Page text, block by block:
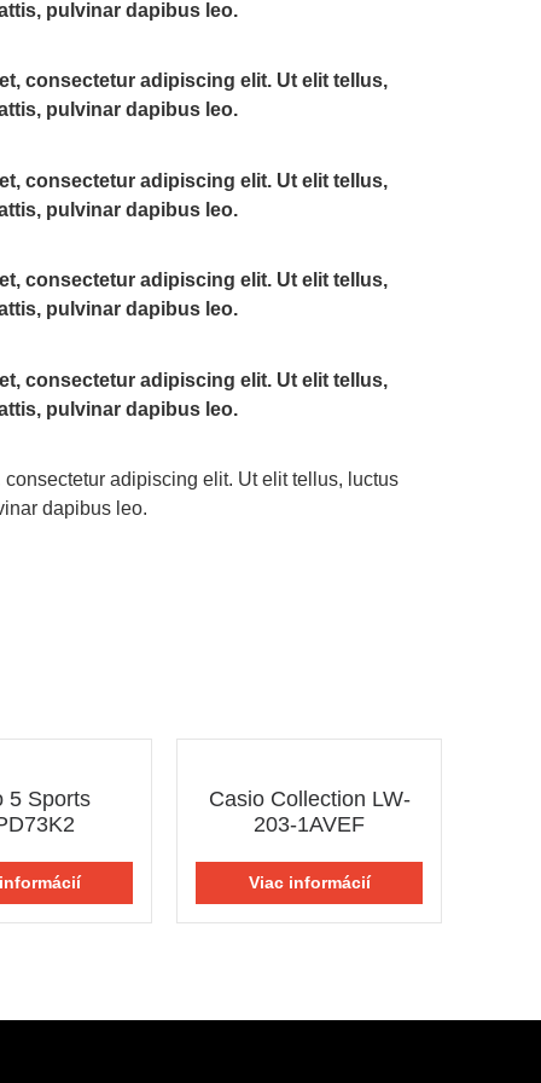
pulvinar dapibus leo.
consectetur adipiscing elit. Ut elit tellus,
pulvinar dapibus leo.
consectetur adipiscing elit. Ut elit tellus,
pulvinar dapibus leo.
consectetur adipiscing elit. Ut elit tellus,
pulvinar dapibus leo.
consectetur adipiscing elit. Ut elit tellus,
pulvinar dapibus leo.
adipiscing elit. Ut elit tellus, luctus
dapibus leo.
5 Sports
Casio Collection LW-
203-1AVEF
Viac informácií